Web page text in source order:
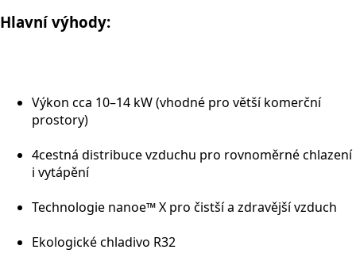
Hlavní výhody:
Výkon cca 10–14 kW (vhodné pro větší komerční
prostory)
4cestná distribuce vzduchu pro rovnoměrné chlazení
i vytápění
Technologie nanoe™ X pro čistší a zdravější vzduch
Ekologické chladivo R32